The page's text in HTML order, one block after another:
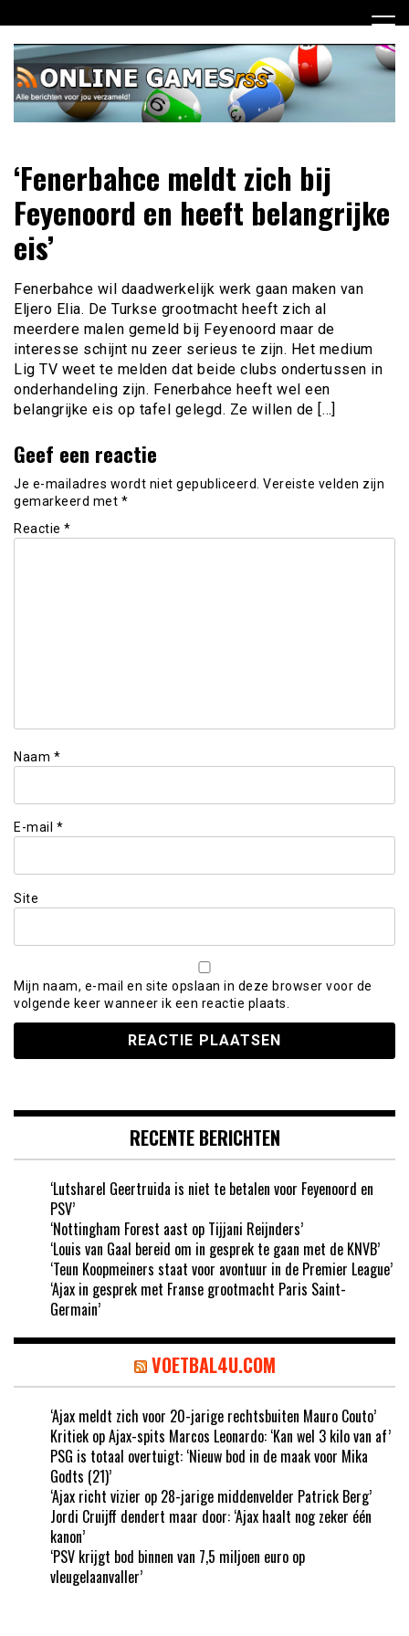
naar
inhoud
Online Games RSS
verzameld
‘Fenerbahce meldt zich bij
Feyenoord en heeft belangrijke
eis’
Fenerbahce wil daadwerkelijk werk gaan maken van
Eljero Elia. De Turkse grootmacht heeft zich al
meerdere malen gemeld bij Feyenoord maar de
interesse schijnt nu zeer serieus te zijn. Het medium
Lig TV weet te melden dat beide clubs ondertussen in
onderhandeling zijn. Fenerbahce heeft wel een
belangrijke eis op tafel gelegd. Ze willen de […]
Geef een reactie
Je e-mailadres wordt niet gepubliceerd. Vereiste velden zijn
gemarkeerd met *
Reactie *
Naam *
E-mail *
Site
Mijn naam, e-mail en site opslaan in deze browser voor de
volgende keer wanneer ik een reactie plaats.
RECENTE BERICHTEN
‘Lutsharel Geertruida is niet te betalen voor Feyenoord en
PSV’
‘Nottingham Forest aast op Tijjani Reijnders’
‘Louis van Gaal bereid om in gesprek te gaan met de KNVB’
‘Teun Koopmeiners staat voor avontuur in de Premier League’
‘Ajax in gesprek met Franse grootmacht Paris Saint-
Germain’
VOETBAL4U.COM
‘Ajax meldt zich voor 20-jarige rechtsbuiten Mauro Couto’
Kritiek op Ajax-spits Marcos Leonardo: ‘Kan wel 3 kilo van af’
PSG is totaal overtuigt: ‘Nieuw bod in de maak voor Mika
Godts (21)’
‘Ajax richt vizier op 28-jarige middenvelder Patrick Berg’
Jordi Cruijff dendert maar door: ‘Ajax haalt nog zeker één
kanon’
‘PSV krijgt bod binnen van 7,5 miljoen euro op
vleugelaanvaller’